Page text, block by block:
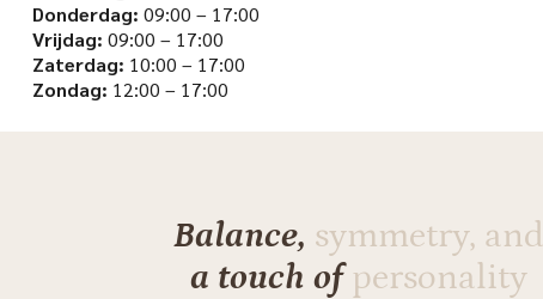
Donderdag: 09:00 – 17:00
Vrijdag: 09:00 – 17:00
Zaterdag: 10:00 – 17:00
Zondag: 12:00 – 17:00
Balance, symmetry, and
a touch ofpersonality